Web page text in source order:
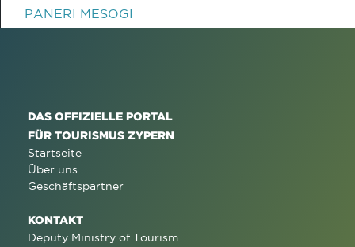
PANERI MESOGI
DAS OFFIZIELLE PORTAL
FÜR TOURISMUS ZYPERN
Startseite
Über uns
Geschäftspartner
KONTAKT
Deputy Ministry of Tourism